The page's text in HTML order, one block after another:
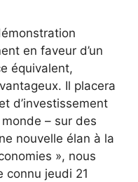
en faveur d’un
équivalent,
Il placera
d’investissement
– sur des
nouvelle élan à la
», nous
connu jeudi 21